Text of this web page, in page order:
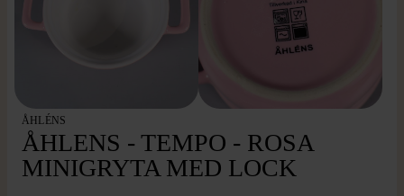
ÅHLÉNS
ÅHLENS - TEMPO - ROSA
MINIGRYTA MED LOCK